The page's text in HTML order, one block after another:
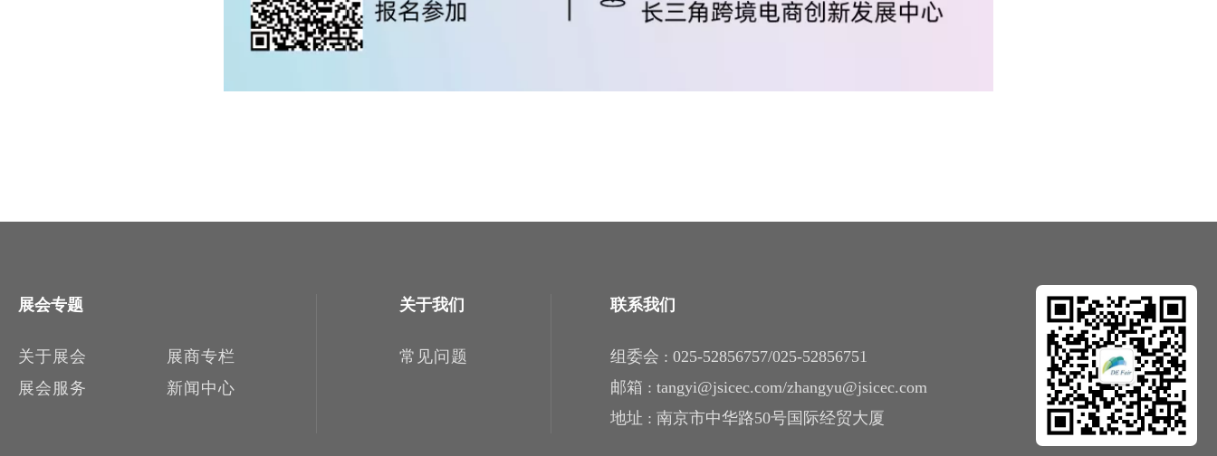
展会专题
关于展会
展商专栏
展会服务
新闻中心
关于我们
常见问题
联系我们
组委会 : 025-52856757/025-52856751
邮箱 : tangyi@jsicec.com​​​​​​​/zhangyu@jsicec.com
地址 : 南京市中华路50号国际经贸大厦